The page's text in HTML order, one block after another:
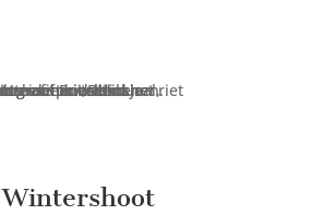
Wintershoot